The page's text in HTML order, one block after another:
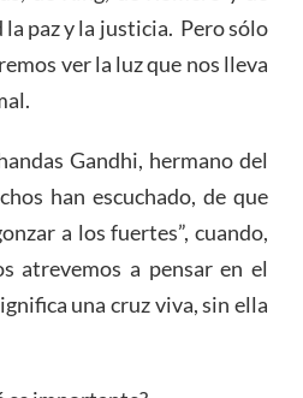
paz y la justicia. Pero sólo
ver la luz que nos lleva
Gandhi, hermano del
han escuchado, de que
a los fuertes”, cuando,
atrevemos a pensar en el
una cruz viva, sin ella